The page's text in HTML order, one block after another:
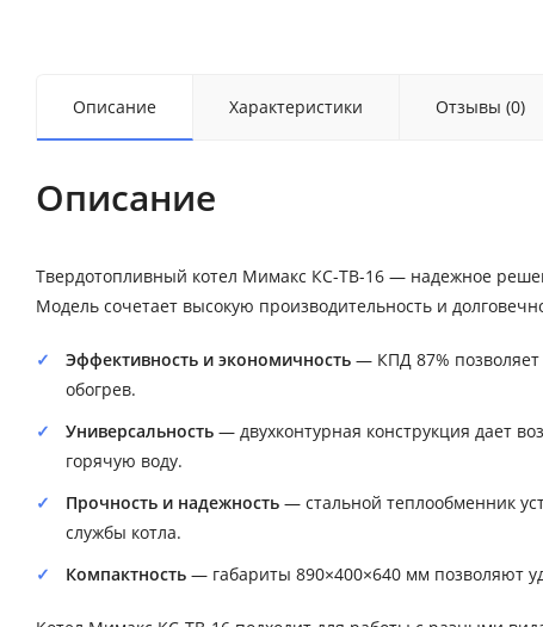
Описание Характеристики Отзывы (0)
Описание
Твердотопливный котел Мимакс КС-ТВ-16 — надежное
Модель сочетает высокую производительность и
Эффективность и экономичность — КПД 87% позволяет
обогрев.
Универсальность — двухконтурная конструкция дает
горячую воду.
Прочность и надежность — стальной теплообменник
службы котла.
Компактность — габариты 890×400×640 мм позволяют